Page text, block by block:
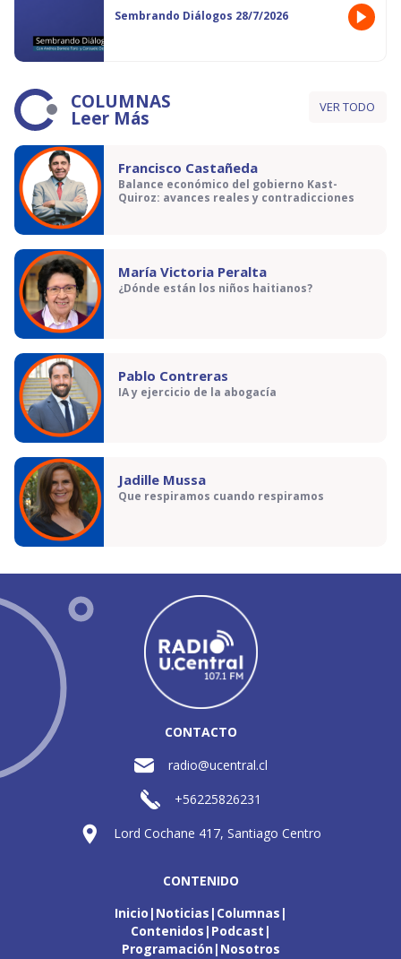
Sembrando Diálogos 28/7/2026
COLUMNAS
Leer Más VER TODO
Francisco Castañeda
Balance económico del gobierno Kast-
Quiroz: avances reales y contradicciones
María Victoria Peralta
¿Dónde están los niños haitianos?
Pablo Contreras
IA y ejercicio de la abogacía
Jadille Mussa
Que respiramos cuando respiramos
CONTACTO
radio@ucentral.cl
+56225826231
Lord Cochane 417, Santiago Centro
CONTENIDO
Inicio Noticias Columnas
Contenidos Podcast
Programación Nosotros